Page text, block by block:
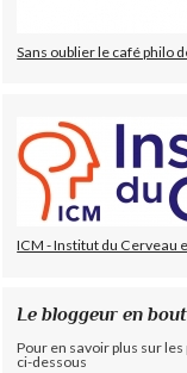
Sans oublier le café philo
ICM - Institut du Cerveau
Le bloggeur en
Pour en savoir plus sur
ci-dessous